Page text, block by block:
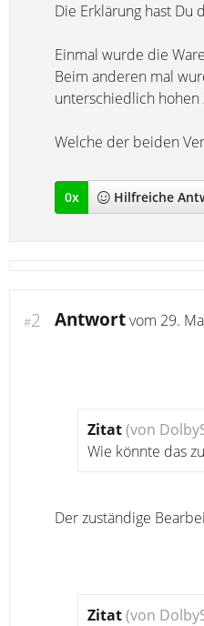
Die Erklärung hast Du
Einmal wurde die
Beim anderen mal
unterschiedlich hohen
Welche der beiden
0x Hilfreiche
#2 Antwortvom 29.
Zitat(von
Wie könnte das
Der zuständige
Zitat(von